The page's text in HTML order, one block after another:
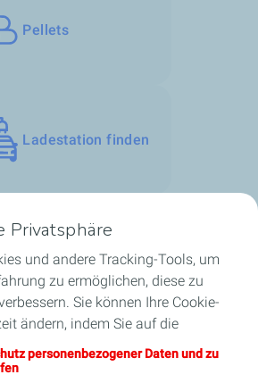
Pellets
Ladestation finden
in Luxemburg
Privatsphäre
und andere Tracking-Tools, um
zu ermöglichen, diese zu
Sie können Ihre Cookie-
ändern, indem Sie auf die
verwalten“ klicken. Durch
„Annehmen“ stimmen Sie der
personenbezogener Daten und zu